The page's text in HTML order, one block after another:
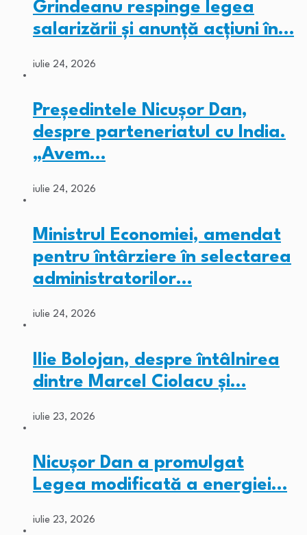
Grindeanu respinge legea
salarizării și anunță acțiuni în…
iulie 24, 2026
Președintele Nicușor Dan,
despre parteneriatul cu India.
„Avem…
iulie 24, 2026
Ministrul Economiei, amendat
pentru întârziere în selectarea
administratorilor…
iulie 24, 2026
Ilie Bolojan, despre întâlnirea
dintre Marcel Ciolacu și…
iulie 23, 2026
Nicușor Dan a promulgat
Legea modificată a energiei…
iulie 23, 2026